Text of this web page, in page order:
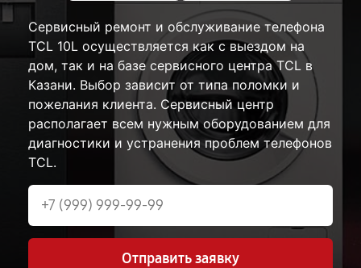
Сервисный ремонт и обслуживание телефона
TCL 10L осуществляется как с выездом на
дом, так и на базе сервисного центра TCL в
Казани. Выбор зависит от типа поломки и
пожелания клиента. Сервисный центр
располагает всем нужным оборудованием для
диагностики и устранения проблем телефонов
TCL.
Отправить заявку